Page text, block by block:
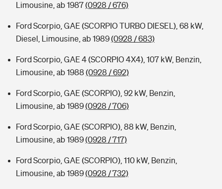
Limousine, ab 1987(0928 / 676)
Ford Scorpio, GAE (SCORPIO TURBO DIESEL), 68 kW,
Diesel, Limousine, ab 1989(0928 / 683)
Ford Scorpio, GAE 4 (SCORPIO 4X4), 107 kW, Benzin,
Limousine, ab 1988 (0928 / 692)
Ford Scorpio, GAE (SCORPIO), 92 kW, Benzin,
Limousine, ab 1989(0928 / 706)
Ford Scorpio, GAE (SCORPIO), 88 kW, Benzin,
Limousine, ab 1989(0928 / 717)
Ford Scorpio, GAE (SCORPIO), 110 kW, Benzin,
Limousine, ab 1989(0928 / 732)